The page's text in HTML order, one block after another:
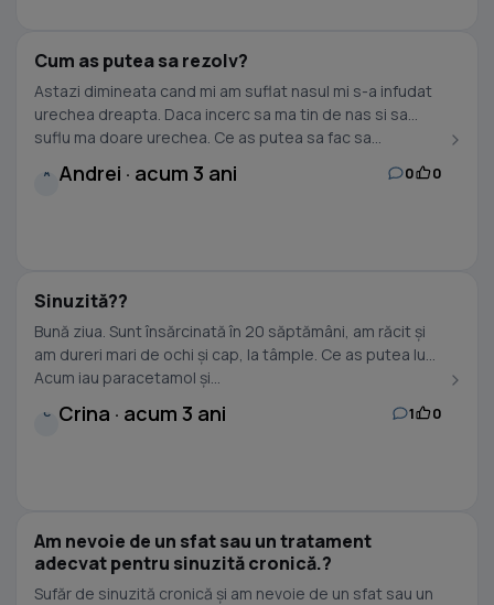
Cum as putea sa rezolv?
Astazi dimineata cand mi am suflat nasul mi s-a infudat
urechea dreapta. Daca incerc sa ma tin de nas si sa
suflu ma doare urechea. Ce as putea sa fac sa...
A Andrei · acum 3 ani 0 0
Sinuzită??
Bună ziua. Sunt însărcinată în 20 săptămâni, am răcit și
am dureri mari de ochi și cap, la tâmple. Ce as putea lua .
Acum iau paracetamol și...
C Crina · acum 3 ani 1 0
Am nevoie de un sfat sau un tratament
adecvat pentru sinuzită cronică.?
Sufăr de sinuzită cronică și am nevoie de un sfat sau un